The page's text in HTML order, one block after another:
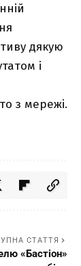
дякую
і
з мережі.
СТАТТЯ
«Бастіон»